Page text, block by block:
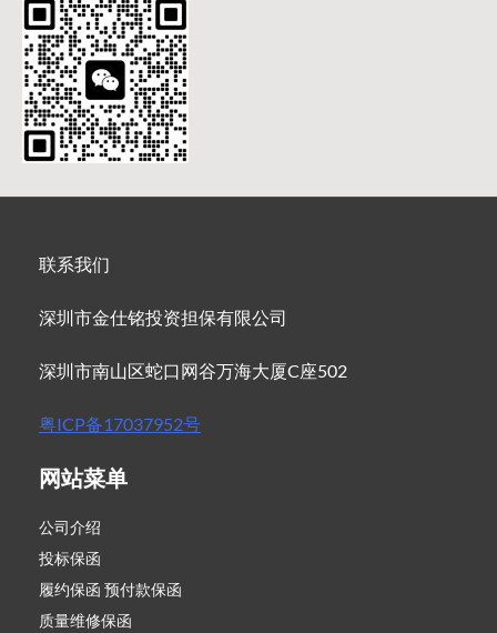
联系我们
深圳市金仕铭投资担保有限公司
深圳市南山区蛇口网谷万海大厦C座502
粤ICP备17037952号
网站菜单
公司介绍
投标保函
履约保函 预付款保函
质量维修保函